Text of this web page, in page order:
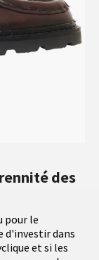
des
pour le
d'investir dans
et si les